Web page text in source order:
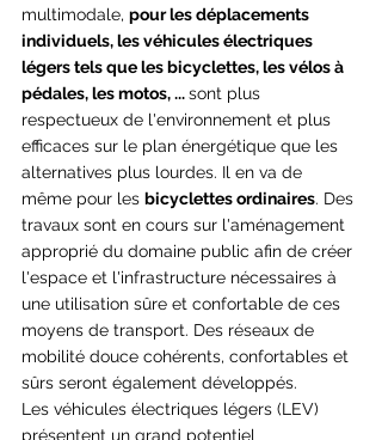
multimodale, pour les déplacements
individuels, les véhicules électriques
légers tels que les bicyclettes, les vélos à
pédales, les motos, ... sont plus
respectueux de l'environnement et plus
efficaces sur le plan énergétique que les
alternatives plus lourdes. Il en va de
même pour les bicyclettes ordinaires. Des
travaux sont en cours sur l'aménagement
approprié du domaine public afin de créer
l'espace et l'infrastructure nécessaires à
une utilisation sûre et confortable de ces
moyens de transport. Des réseaux de
mobilité douce cohérents, confortables et
sûrs seront également développés.
Les véhicules électriques légers (LEV)
présentent un grand potentiel